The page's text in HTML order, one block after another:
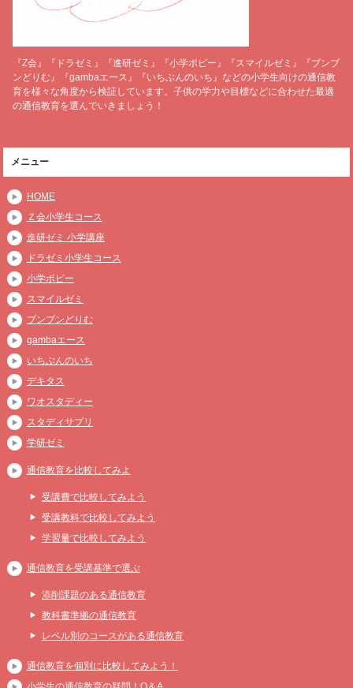
『Z会』『ドラゼミ』『進研ゼミ』『小学ポピー』『スマイルゼミ』『ブンブ
ンどりむ』『gambaエース』『いちぶんのいち』などの小学生向けの通信教
育を様々な角度から検証しています。子供の学力や目標などに合わせた最適
の通信教育を選んでいきましょう！
メニュー
HOME
Ｚ会小学生コース
進研ゼミ 小学講座
ドラゼミ小学生コース
小学ポピー
スマイルゼミ
ブンブンどりむ
gambaエース
いちぶんのいち
デキタス
ワオスタディー
スタディサプリ
学研ゼミ
通信教育を比較してみよ
受講費で比較してみよう
受講教科で比較してみよう
学習量で比較してみよう
通信教育を受講基準で選ぶ
添削課題のある通信教育
教科書準拠の通信教育
レベル別のコースがある通信教育
通信教育を個別に比較してみよう！